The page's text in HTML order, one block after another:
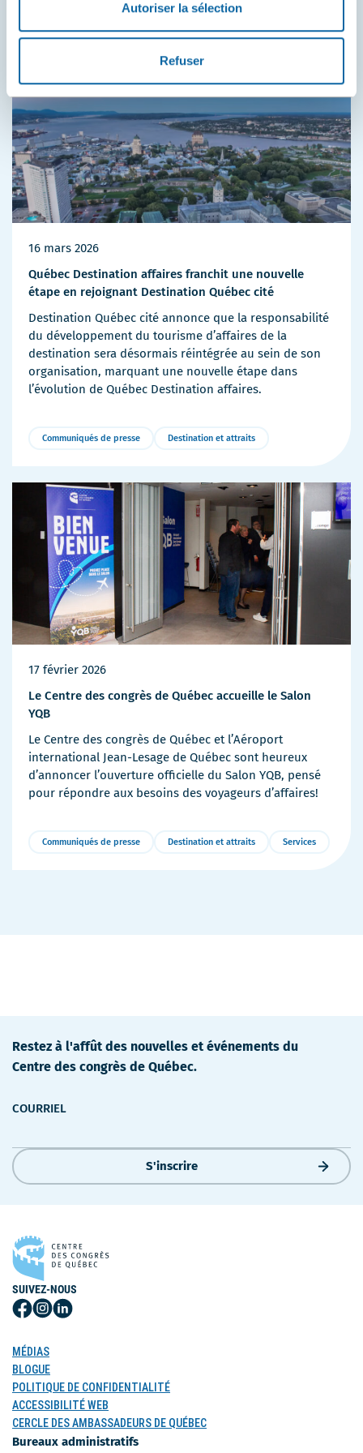
Autoriser la sélection
Refuser
Communiqués de presse Destination et attraits
de
16 mars 2026
Québec Destination affaires franchit une nouvelle
étape en rejoignant Destination Québec cité
Destination Québec cité annonce que la responsabilité
du développement du tourisme d’affaires de la
destination sera désormais réintégrée au sein de son
organisation, marquant une nouvelle étape dans
l’évolution de Québec Destination affaires.
Communiqués de presse Destination et attraits
Plus
17 février 2026
Le Centre des congrès de Québec accueille le Salon
YQB
Le Centre des congrès de Québec et l’Aéroport
international Jean-Lesage de Québec sont heureux
d’annoncer l’ouverture officielle du Salon YQB, pensé
pour répondre aux besoins des voyageurs d’affaires!
Communiqués de presse Destination et attraits Services
Plus
Restez à l'affût des nouvelles et événements du
Centre des congrès de Québec.
COURRIEL
S'inscrire
SUIVEZ-NOUS
Suivez-
sur
Facebook
Suivez-
Instagram
Suivez-
MÉDIAS
BLOGUE
POLITIQUE DE CONFIDENTIALITÉ
ACCESSIBILITÉ WEB
CERCLE DES AMBASSADEURS DE QUÉBEC
Bureaux administratifs